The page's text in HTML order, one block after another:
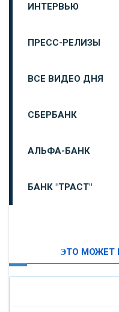
ИНТЕРВЬЮ
ПРЕСС-РЕЛИЗЫ
ВСЕ ВИДЕО ДНЯ
СБЕРБАНК
АЛЬФА-БАНК
БАНК "ТРАСТ"
ЭТО